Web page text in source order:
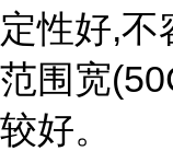
定性好,不
范围宽
较好。